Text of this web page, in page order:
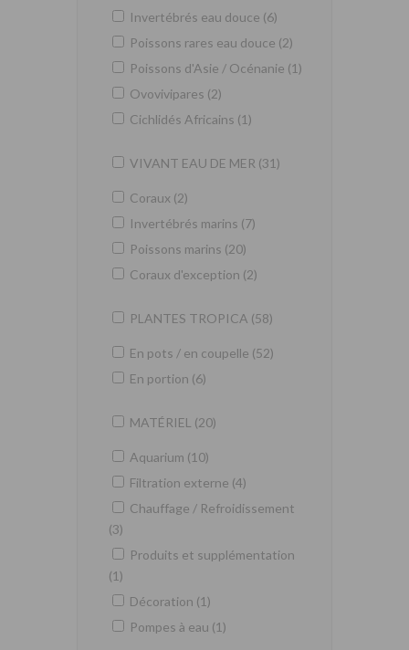
Invertébrés eau douce (6)
Poissons rares eau douce (2)
Poissons d'Asie / Océnanie (1)
Ovovivipares (2)
Cichlidés Africains (1)
VIVANT EAU DE MER (31)
Coraux (2)
Invertébrés marins (7)
Poissons marins (20)
Coraux d'exception (2)
PLANTES TROPICA (58)
En pots / en coupelle (52)
En portion (6)
MATÉRIEL (20)
Aquarium (10)
Filtration externe (4)
Chauffage / Refroidissement
(3)
Produits et supplémentation
(1)
Décoration (1)
Pompes à eau (1)